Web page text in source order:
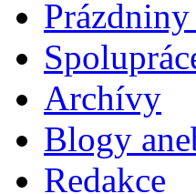
Archívy
Blogy
Redakce